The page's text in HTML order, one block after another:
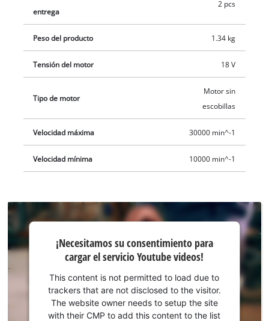
entrega
2 pcs
Peso del producto 1.34 kg
Tensión del motor 18 V
Tipo de motor
Motor sin
escobillas
Velocidad máxima 30000 min^-1
Velocidad mínima 10000 min^-1
¡Necesitamos
consentimiento
para cargar el
servicio
Youtube!
¡Necesitamos su consentimiento para
cargar el servicio Youtube videos!
This content is not permitted to load due to
trackers that are not disclosed to the visitor.
The website owner needs to setup the site
with their CMP to add this content to the list